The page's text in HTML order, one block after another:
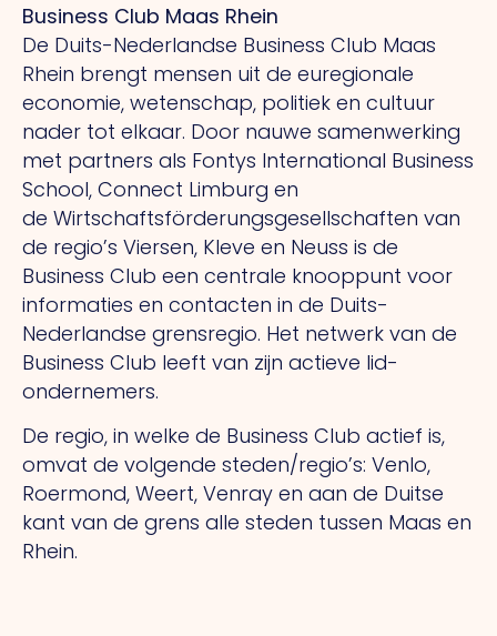
Business Club Maas Rhein
De Duits-Nederlandse Business Club Maas
Rhein brengt mensen uit de euregionale
economie, wetenschap, politiek en cultuur
nader tot elkaar. Door nauwe samenwerking
met partners als Fontys International Business
School, Connect Limburg en
de Wirtschaftsförderungsgesellschaften van
de regio’s Viersen, Kleve en Neuss is de
Business Club een centrale knooppunt voor
informaties en contacten in de Duits-
Nederlandse grensregio. Het netwerk van de
Business Club leeft van zijn actieve lid-
ondernemers.
De regio, in welke de Business Club actief is,
omvat de volgende steden/regio’s: Venlo,
Roermond, Weert, Venray en aan de Duitse
kant van de grens alle steden tussen Maas en
Rhein.